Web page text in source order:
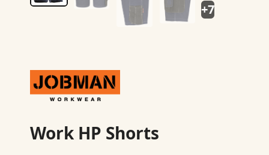
+7
Work HP Shorts